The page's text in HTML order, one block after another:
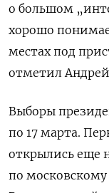
о большом
хорошо
местах под
отметил
Выборы
по 17 марта.
открылись еще
по